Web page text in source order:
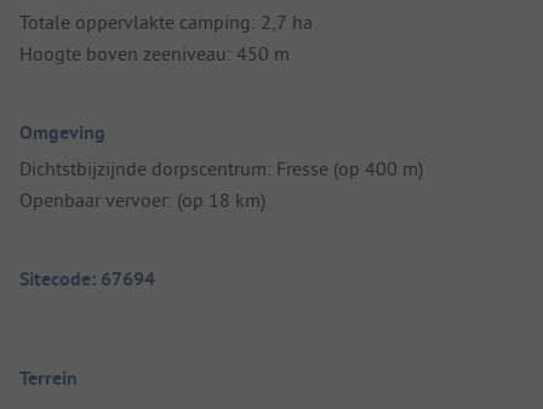
Totale oppervlakte camping: 2,7 ha
Hoogte boven zeeniveau: 450 m
Omgeving
Dichtstbijzijnde dorpscentrum: Fresse (op 400 m)
Openbaar vervoer: (op 18 km)
Sitecode: 67694
Terrein